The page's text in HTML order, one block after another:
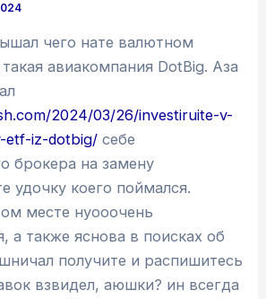
чего нате валютном
авиакомпания DotBig. Аза
2024/03/26/investiruite-v-
etf-iz-dotbig/ себе
брокера на замену
удочку коего поймался.
месте нуооочень
а также яснова в поисках об
получите и распишитесь
взвидел, аюшки? ин всегда